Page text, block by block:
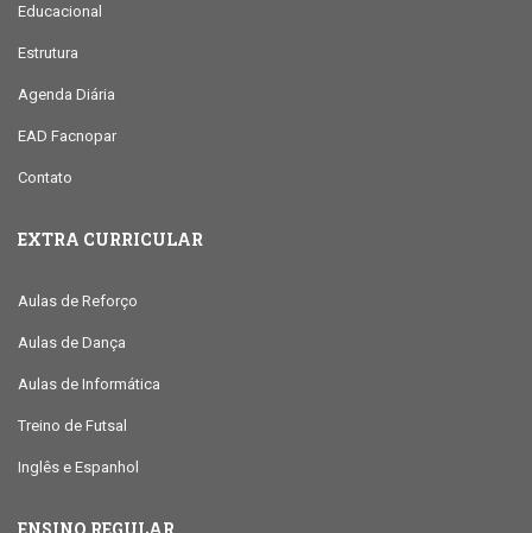
Educacional
Estrutura
Agenda Diária
EAD Facnopar
Contato
EXTRA CURRICULAR
Aulas de Reforço
Aulas de Dança
Aulas de Informática
Treino de Futsal
Inglês e Espanhol
ENSINO REGULAR